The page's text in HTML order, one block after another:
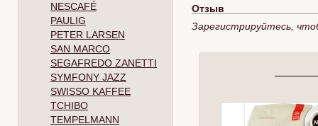
NESCAFÉ
PAULIG
PETER LARSEN
SAN MARCO
SEGAFREDO ZANETTI
SYMFONY JAZZ
SWISSO KAFFEE
TCHIBO
TEMPELMANN
Отзыв
Зарегистрируйтесь,